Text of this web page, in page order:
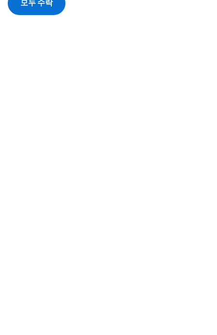
모두 수락